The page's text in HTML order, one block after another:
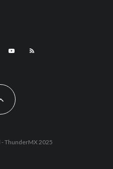
- ThunderMX 2025